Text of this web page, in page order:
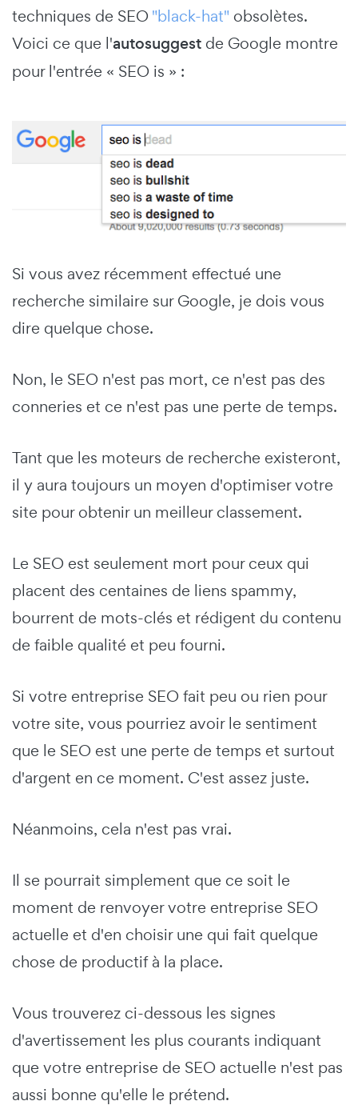
techniques de SEO "black-hat" obsolètes.
Voici ce que l'autosuggest de Google montre
pour l'entrée « SEO is » :
Si vous avez récemment effectué une
recherche similaire sur Google, je dois vous
dire quelque chose.
Non, le SEO n'est pas mort, ce n'est pas des
conneries et ce n'est pas une perte de temps.
Tant que les moteurs de recherche existeront,
il y aura toujours un moyen d'optimiser votre
site pour obtenir un meilleur classement.
Le SEO est seulement mort pour ceux qui
placent des centaines de liens spammy,
bourrent de mots-clés et rédigent du contenu
de faible qualité et peu fourni.
Si votre entreprise SEO fait peu ou rien pour
votre site, vous pourriez avoir le sentiment
que le SEO est une perte de temps et surtout
d'argent en ce moment. C'est assez juste.
Néanmoins, cela n'est pas vrai.
Il se pourrait simplement que ce soit le
moment de renvoyer votre entreprise SEO
actuelle et d'en choisir une qui fait quelque
chose de productif à la place.
Vous trouverez ci-dessous les signes
d'avertissement les plus courants indiquant
que votre entreprise de SEO actuelle n'est pas
aussi bonne qu'elle le prétend.